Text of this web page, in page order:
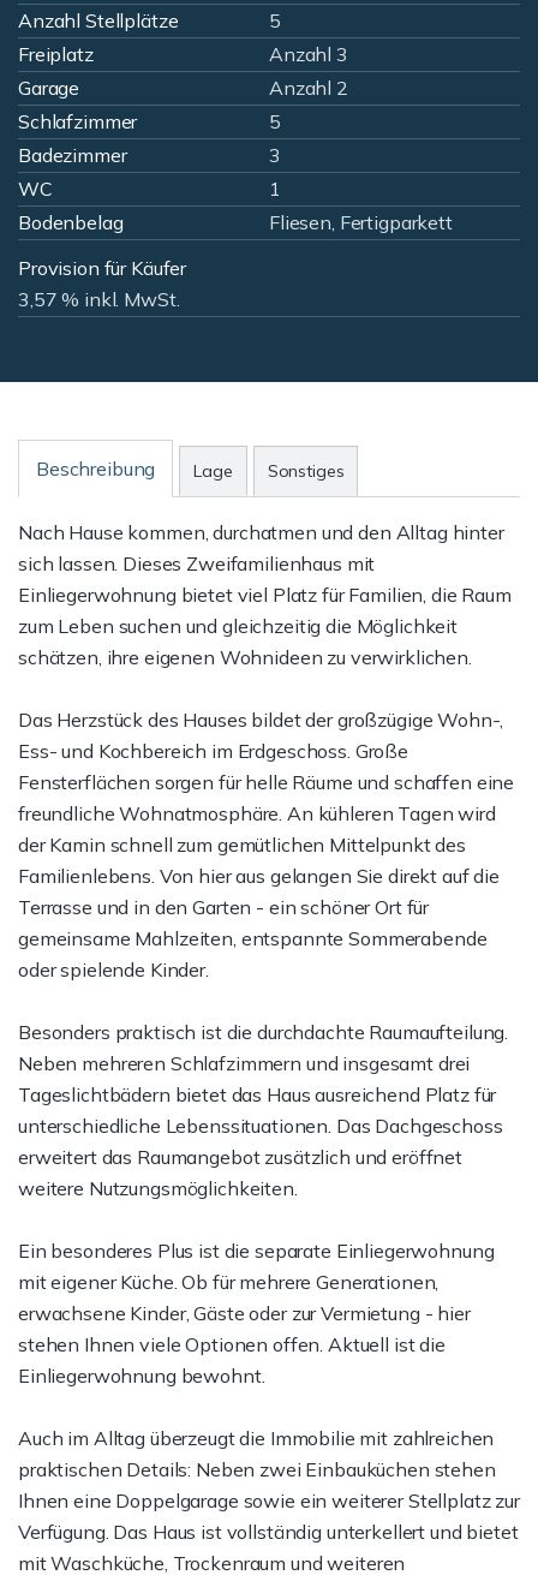
Anzahl Stellplätze
5
Freiplatz
Anzahl 3
Garage
Anzahl 2
Schlafzimmer
5
Badezimmer
3
WC
1
Bodenbelag
Fliesen, Fertigparkett
Provision für Käufer
3,57 % inkl. MwSt.
Beschreibung Lage Sonstiges
Nach Hause kommen, durchatmen und den Alltag hinter
sich lassen. Dieses Zweifamilienhaus mit
Einliegerwohnung bietet viel Platz für Familien, die Raum
zum Leben suchen und gleichzeitig die Möglichkeit
schätzen, ihre eigenen Wohnideen zu verwirklichen.
Das Herzstück des Hauses bildet der großzügige Wohn-,
Ess- und Kochbereich im Erdgeschoss. Große
Fensterflächen sorgen für helle Räume und schaffen eine
freundliche Wohnatmosphäre. An kühleren Tagen wird
der Kamin schnell zum gemütlichen Mittelpunkt des
Familienlebens. Von hier aus gelangen Sie direkt auf die
Terrasse und in den Garten - ein schöner Ort für
gemeinsame Mahlzeiten, entspannte Sommerabende
oder spielende Kinder.
Besonders praktisch ist die durchdachte Raumaufteilung.
Neben mehreren Schlafzimmern und insgesamt drei
Tageslichtbädern bietet das Haus ausreichend Platz für
unterschiedliche Lebenssituationen. Das Dachgeschoss
erweitert das Raumangebot zusätzlich und eröffnet
weitere Nutzungsmöglichkeiten.
Ein besonderes Plus ist die separate Einliegerwohnung
mit eigener Küche. Ob für mehrere Generationen,
erwachsene Kinder, Gäste oder zur Vermietung - hier
stehen Ihnen viele Optionen offen. Aktuell ist die
Einliegerwohnung bewohnt.
Auch im Alltag überzeugt die Immobilie mit zahlreichen
praktischen Details: Neben zwei Einbauküchen stehen
Ihnen eine Doppelgarage sowie ein weiterer Stellplatz zur
Verfügung. Das Haus ist vollständig unterkellert und bietet
mit Waschküche, Trockenraum und weiteren